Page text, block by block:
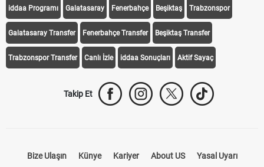
iddaa Programı Galatasaray Fenerbahçe Beşiktaş Trabzonspor
Galatasaray Transfer Fenerbahçe Transfer Beşiktaş Transfer
Trabzonspor Transfer Canlı İzle iddaa Sonuçları Aktif Sayaç
Takip Et
Bize Ulaşın Künye Kariyer About US Yasal Uyarı